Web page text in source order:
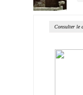
Consulter le